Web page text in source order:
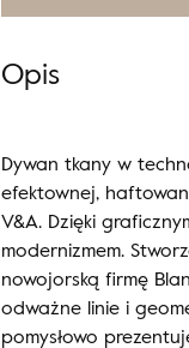
Opis
Dywan tkany w
efektownej,
V&A. Dzięki
modernizmem.
nowojorską firmę
odważne linie i
pomysłowo